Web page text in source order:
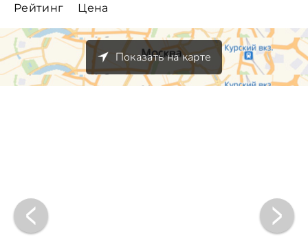
Рейтинг Цена
Показать на карте